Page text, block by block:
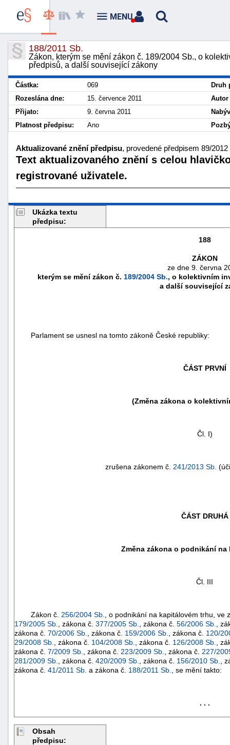
188/2011 Sb.
Zákon, kterým se mění zákon č. 189/2004 Sb., o
předpisů, a další související zákony
Částka: 069
Druh
Rozeslána dne:
15. července 2011
Přijato:
9. června 2011
Platnost předpisu:
Ano
Aktualizované znění předpisu, provedené předpisem 89/
Text aktualizovaného znění s celou
registrované uživatele.
Ukázka textu
předpisu:
188
ZÁKON
ze dne 9. června
kterým se mění zákon č. 189/2004 Sb., o kolektivním
a další související
Parlament se usnesl na tomto zákoně České republiky:
ČÁST PRVNÍ
(Změna zákona o
Čl. I)
zrušena zákonem č. 241/2013 Sb.
ČÁST DRUHÁ
Změna zákona o podnikání
Čl. III
Zákon č. 256/2004 Sb.
, o podnikání na kapitálovém trhu,
179/2005 Sb.
, zákona č. 377/2005 Sb. , zákona č. 56/2006 Sb.
,
zákona č. 70/2006 Sb. , zákona č. 159/2006 Sb. , zákona č. 120/
29/2008 Sb.
, zákona č. 104/2008 Sb. , zákona č. 126/2008 Sb.
,
zákona č. 7/2009 Sb. , zákona č. 223/2009 Sb. , zákona č. 227/
281/2009 Sb.
, zákona č. 420/2009 Sb. , zákona č. 156/2010 Sb.
,
zákona č. 41/2011 Sb. a zákona č. 188/2011 Sb. , se mění takto:
. . .
Obsah
předpisu:
MENU
+náhrady